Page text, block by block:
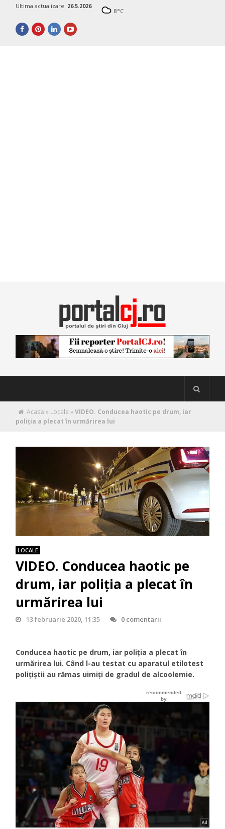
Ultima actualizare: 26.5.2026
8°C
Acasă » Locale »VIDEO. Conducea haotic pe drum, iar
poliția a plecat în urmărirea lui
LOCALE
VIDEO. Conducea haotic pe
drum, iar poliția a plecat în
urmărirea lui
13 februarie 2020, 11:35 0 comentarii
Conducea haotic pe drum, iar poliția a plecat în
urmărirea lui. Când l-au testat cu aparatul etilotest
polițiștii au rămas uimiți de gradul de alcoolemie.